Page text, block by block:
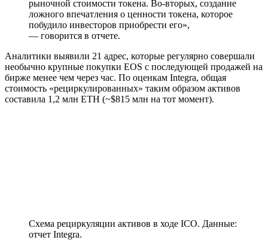
рыночной стоимости токена. Во-вторых, создание
ложного впечатления о ценности токена, которое
побудило инвесторов приобрести его»,
— говорится в отчете.
Аналитики выявили 21 адрес, которые регулярно совершали
необычно крупные покупки EOS с последующей продажей на
бирже менее чем через час. По оценкам Integra, общая
стоимость «рециркулированных» таким образом активов
составила 1,2 млн ETH (~$815 млн на тот момент).
Схема рециркуляции активов в ходе ICO. Данные:
отчет Integra.